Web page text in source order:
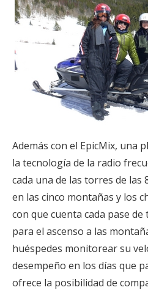
Además con el EpicMix, una
la tecnología de la radio
cada una de las torres de las
en las cinco montañas y los
con que cuenta cada pase
para el ascenso a las
huéspedes monitorear su
desempeño en los días que
ofrece la posibilidad de